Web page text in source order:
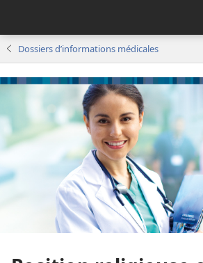
Dossiers d’informations médicales